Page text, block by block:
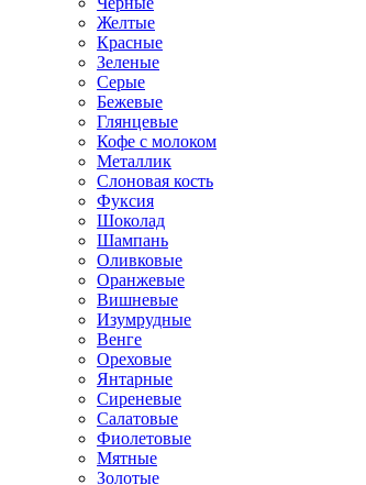
Желтые
Красные
Зеленые
Серые
Бежевые
Глянцевые
Кофе с молоком
Металлик
Слоновая кость
Фуксия
Шоколад
Шампань
Оливковые
Оранжевые
Вишневые
Изумрудные
Венге
Ореховые
Янтарные
Сиреневые
Салатовые
Фиолетовые
Мятные
Золотые